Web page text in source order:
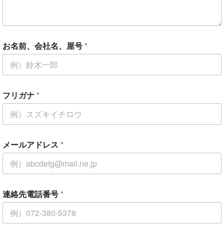
お名前、会社名、屋号*
フリガナ*
メールアドレス *
便
番
（
連絡先電話番号*